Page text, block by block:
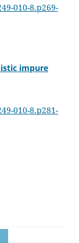
010-8.p269-
impure
010-8.p281-